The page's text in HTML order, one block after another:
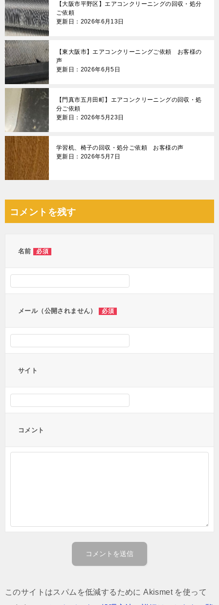
【大阪市平野区】エアコンクリーニングの回収・処分
ご依頼
更新日：2026年6月13日
【東大阪市】エアコンクリーニングご依頼 お客様の
声
更新日：2026年6月5日
【門真市五月田町】エアコンクリーニングの回収・処
分ご依頼
更新日：2026年5月23日
学習机、椅子の回収・処分ご依頼 お客様の声
更新日：2026年5月7日
コメントを残す
名前 必須
メール（公開されません） 必須
サイト
コメント
このサイトはスパムを低減するために Akismet を使って